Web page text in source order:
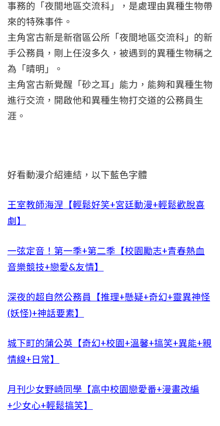
事務的「夜間地區交流科」，是處理由異種生物帶
來的特殊事件。
主角宮古新是新宿區公所「夜間地區交流科」的新
手公務員，剛上任沒多久，被遇到的異種生物稱之
為「晴明」。
主角宮古新覺醒「砂之耳」能力，能夠和異種生物
進行交流，開啟他和異種生物打交道的公務員生
涯。
好看動漫介紹連結，以下藍色字體
王室教師海涅【輕鬆好笑+宮廷動漫+輕鬆歡脫喜
劇】
一弦定音！第一季+第二季【校園勵志+青春熱血
音樂競技+戀愛&友情】
深夜的超自然公務員【推理+懸疑+奇幻+靈異神怪
(妖怪)+神話要素】
城下町的蒲公英【奇幻+校園+溫馨+搞笑+異能+親
情線+日常】
月刊少女野崎同學【高中校園戀愛番+漫畫改編
+少女心+輕鬆搞笑】